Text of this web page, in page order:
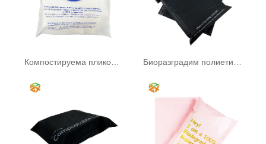
Компостируема пликова торба Биоразградим полиетилен